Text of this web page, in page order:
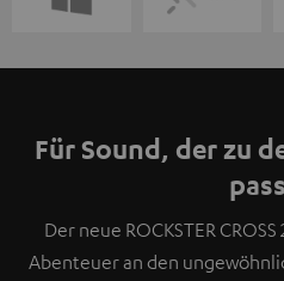
Für Sound, der zu
Der neue ROCKSTER
Abenteuer an den